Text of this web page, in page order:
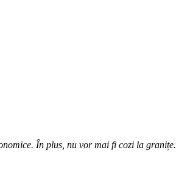
În plus, nu vor mai fi cozi la granițe.